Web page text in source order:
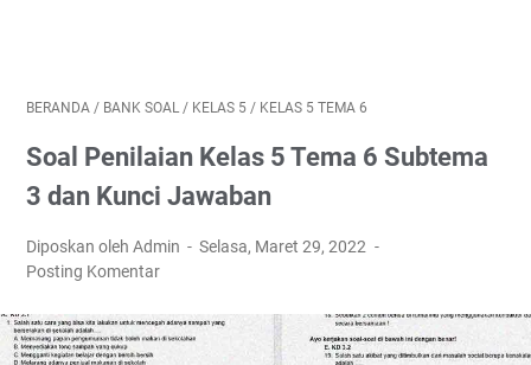
BERANDA / BANK SOAL / KELAS 5 / KELAS 5 TEMA 6
Soal Penilaian Kelas 5 Tema 6 Subtema
3 dan Kunci Jawaban
Diposkan oleh Admin
Selasa, Maret 29, 2022
Posting Komentar